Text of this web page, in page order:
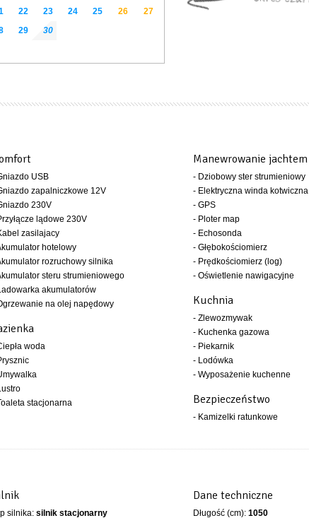
22 23 24 25 26
27
29 30
USB
zapalniczkowe 12V
230V
lądowe 230V
zasilajacy
hotelowy
rozruchowy silnika
steru strumieniowego
akumulatorów
na olej napędowy
woda
stacjonarna
Manewrowanie jachtem
- Dziobowy ster strumieniowy
- Elektryczna winda kotwiczna
- GPS
- Ploter map
- Echosonda
- Głębokościomierz
- Prędkościomierz (log)
- Oświetlenie nawigacyjne
Kuchnia
- Zlewozmywak
- Kuchenka gazowa
- Piekarnik
- Lodówka
- Wyposażenie kuchenne
Bezpieczeństwo
- Kamizelki ratunkowe
silnika: silnik stacjonarny
Dane techniczne
Długość (cm): 1050